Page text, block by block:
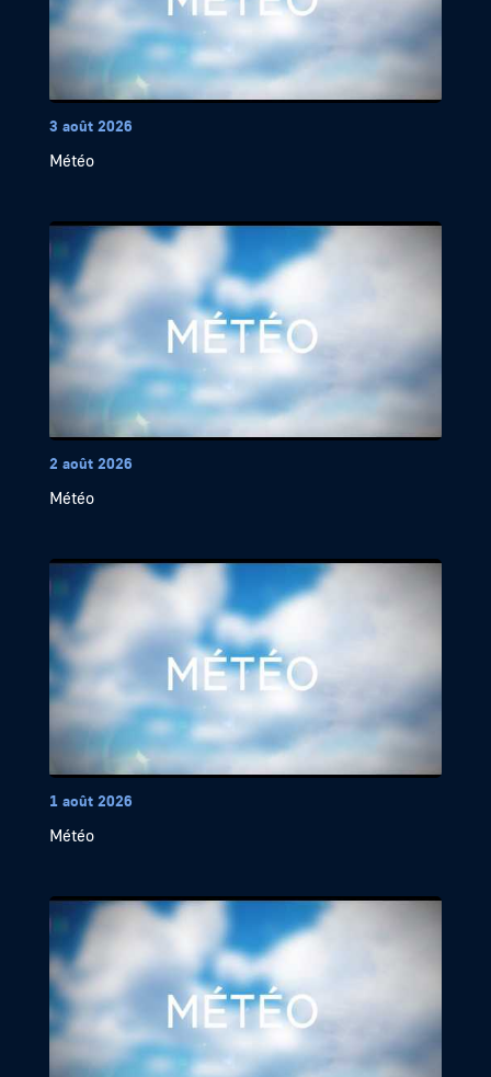
3 août 2026
Météo
2 août 2026
Météo
1 août 2026
Météo